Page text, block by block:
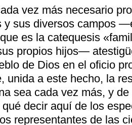
vez más necesario
y sus diversos campos
es la catequesis
propios hijos—
de Dios en el oficio
unida a este hecho, la
sea cada vez más, y
decir aquí de los
representantes de las